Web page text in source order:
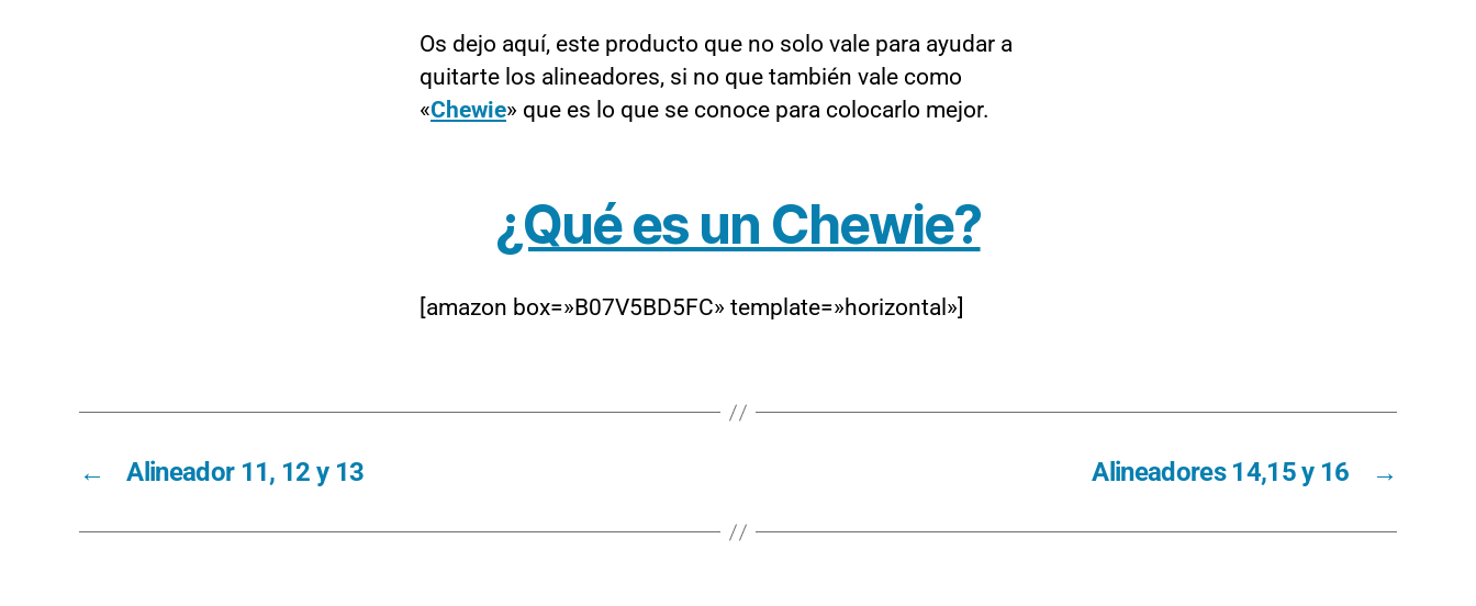
Os dejo aquí, este producto que no solo vale para ayudar a
quitarte los alineadores, si no que también vale como
«Chewie» que es lo que se conoce para colocarlo mejor.
¿Qué es un Chewie?
[amazon box=»B07V5BD5FC» template=»horizontal»]
← Alineador 11, 12 y 13 →
Alineadores 14,15 y 16